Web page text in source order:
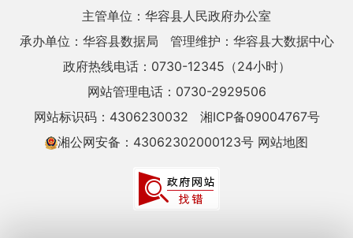
主管单位：华容县人民政府办公室
承办单位：华容县数据局
管理维护：华容县大数据中心
政府热线电话：0730-12345（24小时）
网站管理电话：0730-2929506
网站标识码：4306230032
湘ICP备09004767号
湘公网安备：43062302000123号 网站地图